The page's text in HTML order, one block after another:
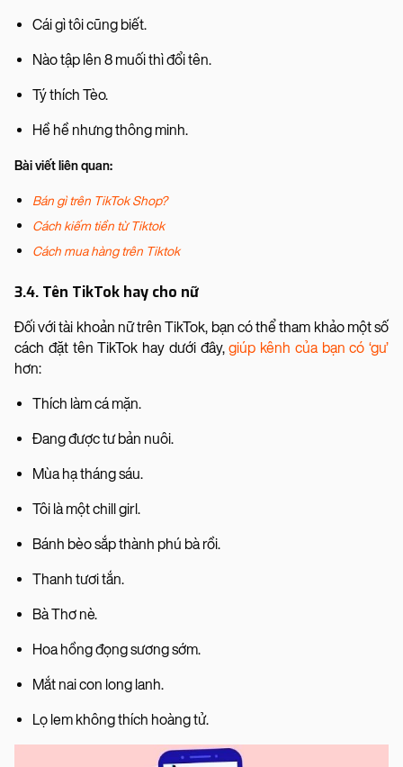
Cái gì tôi cũng biết.
Nào tập lên 8 muối thì đổi tên.
Tý thích Tèo.
Hề hề nhưng thông minh.
Bài viết liên quan:
Bán gì trên TikTok Shop?
Cách kiếm tiền từ Tiktok
Cách mua hàng trên Tiktok
3.4. Tên TikTok hay cho nữ
Đối với tài khoản nữ trên TikTok, bạn có thể tham khảo một số
cách đặt tên TikTok hay dưới đây,giúp kênh của bạn có ‘gu’
hơn:
Thích làm cá mặn.
Đang được tư bản nuôi.
Mùa hạ tháng sáu.
Tôi là một chill girl.
Bánh bèo sắp thành phú bà rồi.
Thanh tươi tắn.
Bà Thơ nè.
Hoa hồng đọng sương sớm.
Mắt nai con long lanh.
Lọ lem không thích hoàng tử.